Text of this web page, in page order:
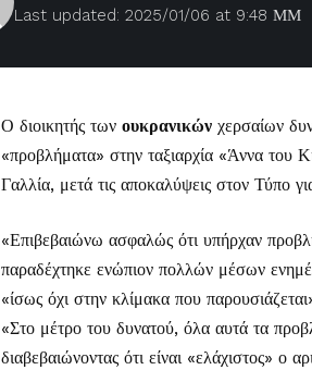
Last updated: 2025/01/06 at 9:48 ΜΜ
Ο διοικητής των ουκρανικών χερσαίων
«προβλήματα» στην ταξιαρχία «Άννα του
Γαλλία, μετά τις αποκαλύψεις στον Τύπο
«Επιβεβαιώνω ασφαλώς ότι υπήρχαν
παραδέχτηκε ενώπιον πολλών μέσων
«ίσως όχι στην κλίμακα που
«Στο μέτρο του δυνατού, όλα αυτά τα
διαβεβαιώνοντας ότι είναι «ελάχιστος» ο